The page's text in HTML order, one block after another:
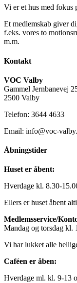
Vi er et hus med fokus
Et medlemskab giver
f.eks. vores to
m.m.
Kontakt
VOC Valby
Gammel Jernbanevej
2500 Valby
Telefon: 3644 4633
Email: info@voc-
Åbningstider
Huset er åbent:
Hverdage kl. 8.30-
Ellers er huset åbent
Medlemsservice/
Mandag og torsdag kl.
Vi har lukket alle
Caféen er åben:
Hverdage ml. kl. 9-13